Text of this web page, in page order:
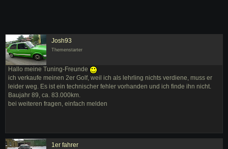
Josh93
Themenstarter
Hallo meine Tuning-Freunde
ich verkaufe meinen 2er Golf, weil ich als lehrling nichts verdiene, muss er
leider weg. Es ist ein technischer fehler vorhanden und ich finde ihn nicht.
Baujahr 89, ca. 83.000km.
bei weiteren fragen, einfach melden
1er fahrer